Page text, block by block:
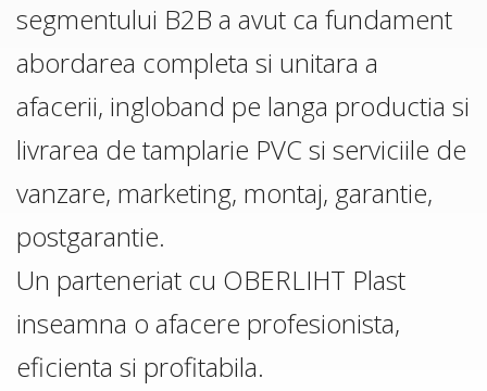
segmentului B2B a avut ca fundament
abordarea completa si unitara a
afacerii, ingloband pe langa productia si
livrarea de tamplarie PVC si serviciile de
vanzare, marketing, montaj, garantie,
postgarantie.
Un parteneriat cu OBERLIHT Plast
inseamna o afacere profesionista,
eficienta si profitabila.